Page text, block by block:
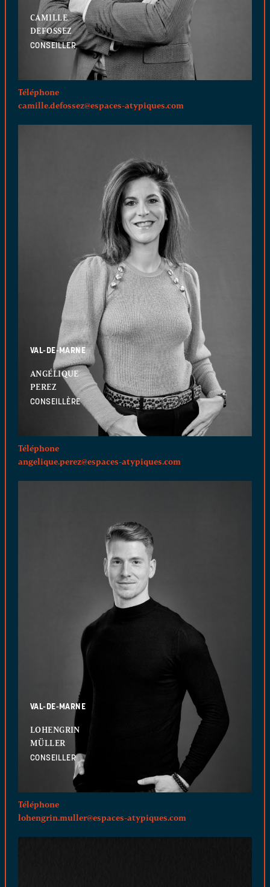
CAMILLE
DEFOSSEZ
CONSEILLER
Téléphone
camille.defossez@espaces-atypiques.com
VAL-DE-MARNE
ANGÉLIQUE
PEREZ
CONSEILLÈRE
Téléphone
angelique.perez@espaces-atypiques.com
VAL-DE-MARNE
LOHENGRIN
MÜLLER
CONSEILLER
Téléphone
lohengrin.muller@espaces-atypiques.com